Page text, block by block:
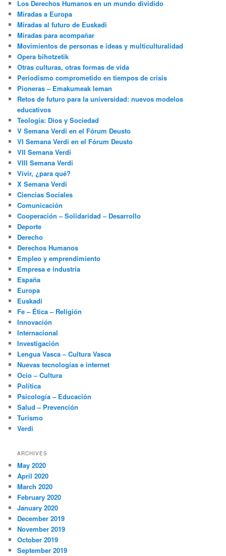
Los Derechos Humanos en un mundo dividido
Miradas a Europa
Miradas al futuro de Euskadi
Miradas para acompañar
Movimientos de personas e ideas y multiculturalidad
Opera bihotzetik
Otras culturas, otras formas de vida
Periodismo comprometido en tiempos de crisis
Pioneras – Emakumeak leman
Retos de futuro para la universidad: nuevos modelos
educativos
Teología: Dios y Sociedad
V Semana Verdi en el Fórum Deusto
VI Semana Verdi en el Fórum Deusto
VII Semana Verdi
VIII Semana Verdi
Vivir, ¿para qué?
X Semana Verdi
Ciencias Sociales
Comunicación
Cooperación – Solidaridad – Desarrollo
Deporte
Derecho
Derechos Humanos
Empleo y emprendimiento
Empresa e industria
España
Europa
Euskadi
Fe – Ética – Religión
Innovación
Internacional
Investigación
Lengua Vasca – Cultura Vasca
Nuevas tecnologías e internet
Ocio – Cultura
Política
Psicología – Educación
Salud – Prevención
Turismo
Verdi
ARCHIVES
May 2020
April 2020
March 2020
February 2020
January 2020
December 2019
November 2019
October 2019
September 2019